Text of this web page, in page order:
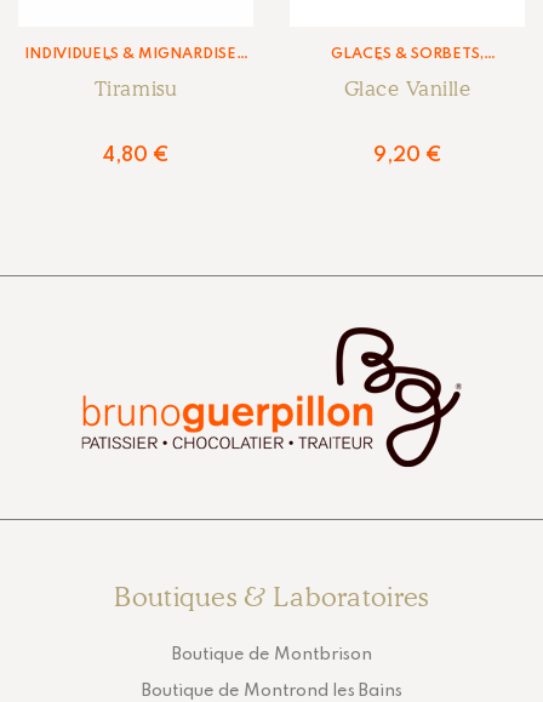
INDIVIDUELS & MIGNARDISES,
Tiramisu
4,80 €
GLACES & SORBETS,
Glace Vanille
9,20 €
Boutiques & Laboratoires
Boutique de Montbrison
Boutique de Montrond les Bains